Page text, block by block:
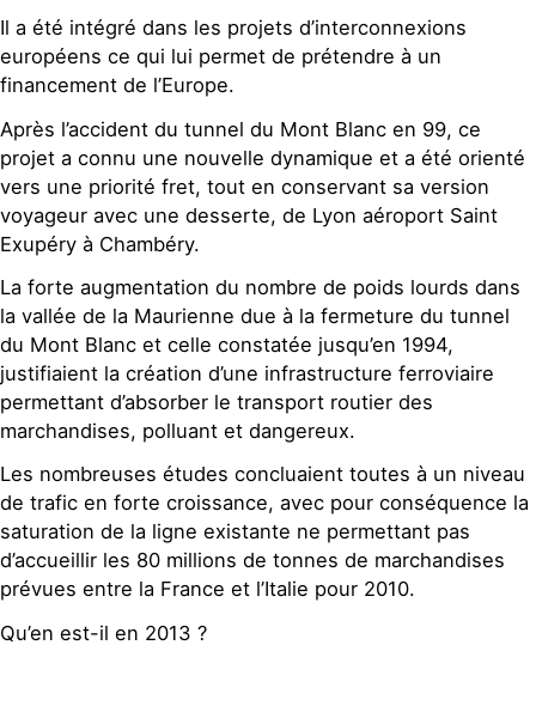
Il a été intégré dans les projets d’interconnexions
européens ce qui lui permet de prétendre à un
financement de l’Europe.
Après l’accident du tunnel du Mont Blanc en 99, ce
projet a connu une nouvelle dynamique et a été orienté
vers une priorité fret, tout en conservant sa version
voyageur avec une desserte, de Lyon aéroport Saint
Exupéry à Chambéry.
La forte augmentation du nombre de poids lourds dans
la vallée de la Maurienne due à la fermeture du tunnel
du Mont Blanc et celle constatée jusqu’en 1994,
justifiaient la création d’une infrastructure ferroviaire
permettant d’absorber le transport routier des
marchandises, polluant et dangereux.
Les nombreuses études concluaient toutes à un niveau
de trafic en forte croissance, avec pour conséquence la
saturation de la ligne existante ne permettant pas
d’accueillir les 80 millions de tonnes de marchandises
prévues entre la France et l’Italie pour 2010.
Qu’en est-il en 2013 ?